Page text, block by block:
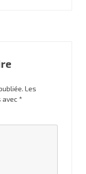
Les
avec *